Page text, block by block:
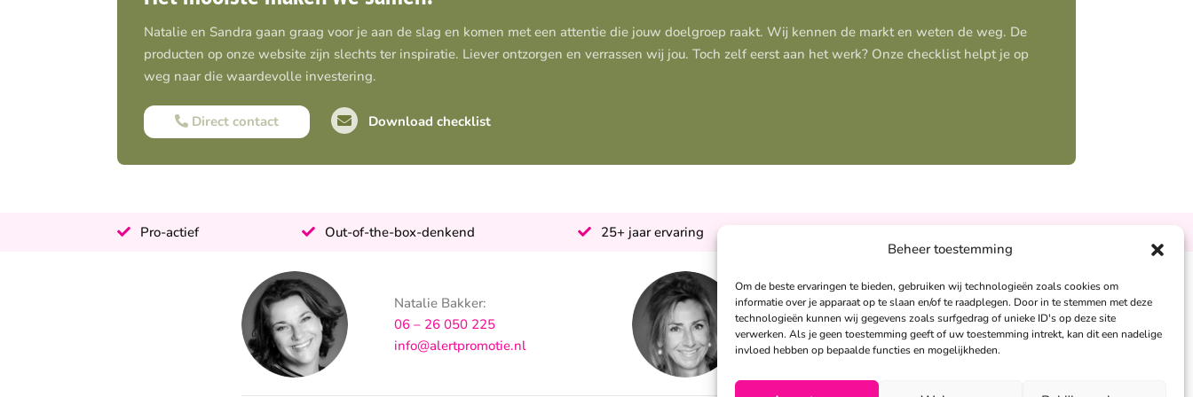
Beheer toestemming
Om de beste ervaringen te bieden, gebruiken wij technologieën zoals cookies om
informatie over je apparaat op te slaan en/of te raadplegen. Door in te stemmen met deze
technologieën kunnen wij gegevens zoals surfgedrag of unieke ID's op deze site
verwerken. Als je geen toestemming geeft of uw toestemming intrekt, kan dit een nadelige
invloed hebben op bepaalde functies en mogelijkheden.
Natalie en Sandra gaan graag voor je aan de slag en komen met een attentie die jouw doelgroep raakt. Wij kennen de markt en weten de weg. De
producten op onze website zijn slechts ter inspiratie. Liever ontzorgen en verrassen wij jou. Toch zelf eerst aan het werk? Onze checklist helpt je op
weg naar die waardevolle investering.
Direct contact Download checklist
Pro-actief Out-of-the-box-denkend 25+ jaar ervaring
Natalie Bakker:
06 – 26 050 225
info@alertpromotie.nl
Sandra Peters:
06 – 26 050 230
info@alertpromotie.nl